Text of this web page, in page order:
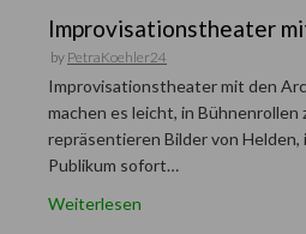
Improvisationstheater
by PetraKoehler24
Improvisationstheater mit den
machen es leicht, in Bühnenrollen
repräsentieren Bilder von Helden,
Publikum sofort…
Weiterlesen